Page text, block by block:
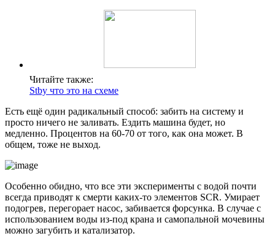
Читайте также:
Stby что это на схеме
Есть ещё один радикальный способ: забить на систему и
просто ничего не заливать. Ездить машина будет, но
медленно. Процентов на 60-70 от того, как она может. В
общем, тоже не выход.
Особенно обидно, что все эти эксперименты с водой почти
всегда приводят к смерти каких-то элементов SCR. Умирает
подогрев, перегорает насос, забивается форсунка. В случае с
использованием воды из-под крана и самопальной мочевины
можно загубить и катализатор.